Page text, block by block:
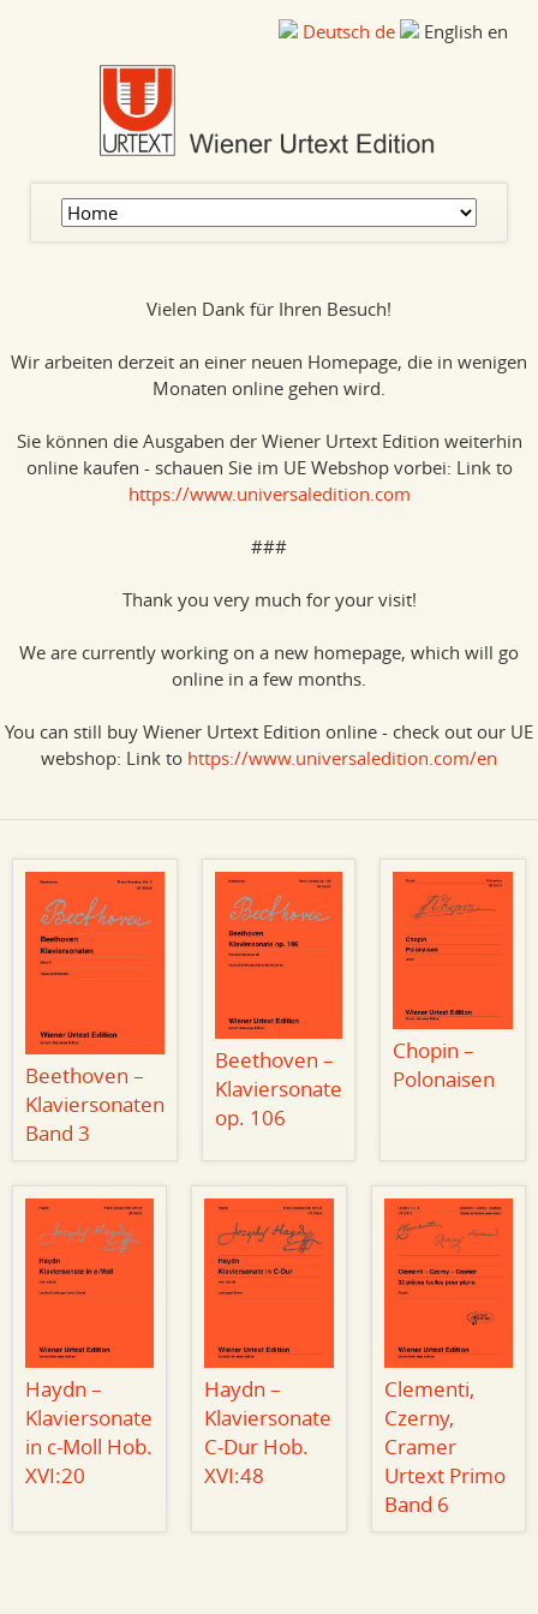
Deutsch de English en
navigation
Vielen Dank für Ihren Besuch!
Wir arbeiten derzeit an einer neuen Homepage, die in wenigen
Monaten online gehen wird.
Sie können die Ausgaben der Wiener Urtext Edition weiterhin
online kaufen - schauen Sie im UE Webshop vorbei: Link to
https://www.universaledition.com
###
Thank you very much for your visit!
We are currently working on a new homepage, which will go
online in a few months.
You can still buy Wiener Urtext Edition online - check out our UE
webshop: Link to https://www.universaledition.com/en
Beethoven –
Klaviersonaten
Band 3
Beethoven –
Klaviersonate
op. 106
Chopin –
Polonaisen
Haydn –
Klaviersonate
in c-Moll Hob.
XVI:20
Haydn –
Klaviersonate
C-Dur Hob.
XVI:48
Clementi,
Czerny,
Cramer
Urtext Primo
Band 6